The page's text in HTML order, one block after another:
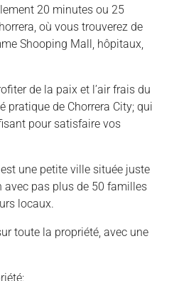
20 minutes ou 25
où vous trouverez de
Shooping Mall, hôpitaux,
de la paix et l’air frais du
pratique de Chorrera City; qui
pour satisfaire vos
une petite ville située juste
avec pas plus de 50 familles
locaux.
toute la propriété, avec une